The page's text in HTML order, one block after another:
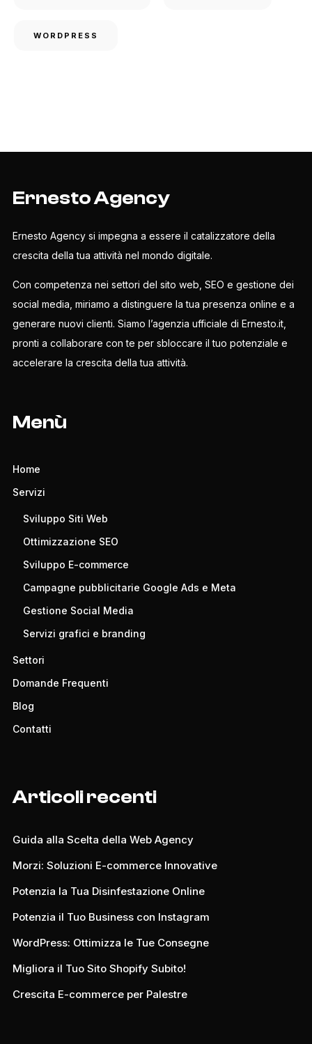
WORDPRESS
Ernesto Agency
Ernesto Agency si impegna a essere il catalizzatore della
crescita della tua attività nel mondo digitale.
Con competenza nei settori del sito web, SEO e gestione dei
social media, miriamo a distinguere la tua presenza online e a
generare nuovi clienti. Siamo l’agenzia ufficiale di Ernesto.it,
pronti a collaborare con te per sbloccare il tuo potenziale e
accelerare la crescita della tua attività.
Menù
Home
Servizi
Sviluppo Siti Web
Ottimizzazione SEO
Sviluppo E-commerce
Campagne pubblicitarie Google Ads e Meta
Gestione Social Media
Servizi grafici e branding
Settori
Domande Frequenti
Blog
Contatti
Articoli recenti
Guida alla Scelta della Web Agency
Morzi: Soluzioni E-commerce Innovative
Potenzia la Tua Disinfestazione Online
Potenzia il Tuo Business con Instagram
WordPress: Ottimizza le Tue Consegne
Migliora il Tuo Sito Shopify Subito!
Crescita E-commerce per Palestre